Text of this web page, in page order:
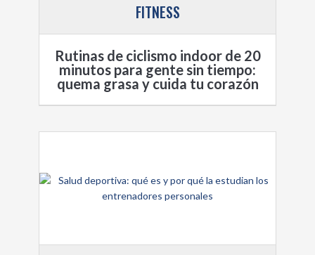
FITNESS
Rutinas de ciclismo indoor de 20
minutos para gente sin tiempo:
quema grasa y cuida tu corazón